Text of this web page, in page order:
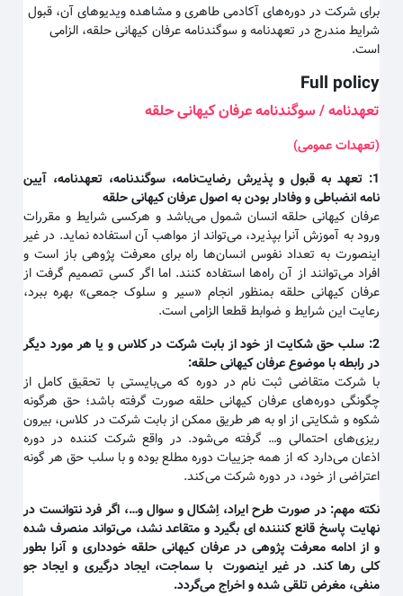
برای شرکت در دوره‌های آکادمی طاهری و مشاهده ویدیوهای آن، قبول
شرایط مندرج در تعهدنامه و سوگندنامه عرفان کیهانی حلقه، الزامی
است.
Full policy
تعهدنامه / سوگندنامه عرفان کیهانی حلقه
(تعهدات عمومی)
تعهد به قبول و پذیرش رضایت‌نامه، سوگندنامه، تعهدنامه، آیین
نامه انضباطی و وفادار بودن به اصول عرفان کیهانی حلقه
عرفان کیهانی حلقه انسان شمول می‌باشد و هرکسی شرایط و مقررات
ورود به آموزش آنرا بپذیرد، می‌تواند از مواهب آن استفاده نماید. در غیر
اینصورت به تعداد نفوس انسان‌ها راه برای معرفت پژوهی باز است و
افراد می‌توانند از آن راه‌ها استفاده کنند. اما اگر کسی تصمیم گرفت از
عرفان کیهانی حلقه بمنظور انجام «سیر و سلوک جمعی» بهره ببرد،
رعایت این شرایط و ضوابط قطعا الزامی است.
سلب حق شکایت از خود از بابت شرکت در کلاس و یا هر مورد دیگر
در رابطه با موضوع عرفان کیهانی حلقه:
با شرکت متقاضی ثبت نام در دوره که می‌بایستی با تحقیق کامل از
چگونگی دوره‌های عرفان کیهانی حلقه صورت گرفته باشد؛ حق هرگونه
شکوه و شکایتی از او به هر طریق ممکن از بابت شرکت در کلاس، بیرون
ریزی‌های احتمالی و… گرفته می‌شود. در واقع شرکت کننده در دوره
اذعان می‌دارد که از همه جزییات دوره مطلع بوده و با سلب حق هر گونه
اعتراضی از خود، در دوره شرکت می‌کند.
نکته مهم: در صورت طرح ایراد، اِشکال و سوال و…، اگر فرد نتوانست در
نهایت پاسخ قانع کنننده ای بگیرد و متقاعد نشد، می‌تواند منصرف شده
و از ادامه معرفت پژوهی در عرفان کیهانی حلقه خودداری و آنرا بطور
کلی رها کند. در غیر اینصورت با سماجت، ایجاد درگیری و ایجاد جو
منفی، مغرض تلقی شده و اخراج می‌گردد.